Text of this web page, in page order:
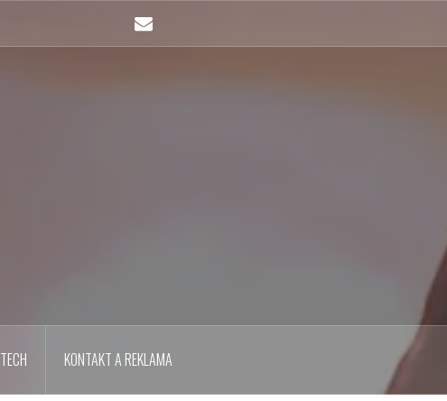
TECH KONTAKT A REKLAMA